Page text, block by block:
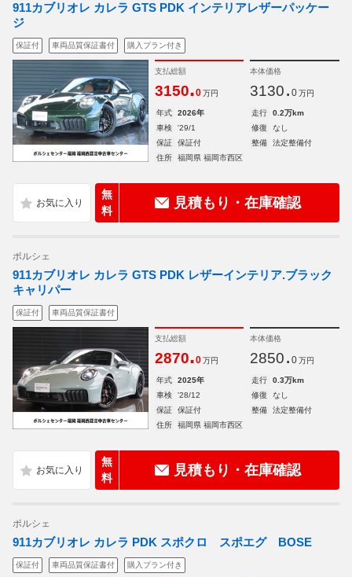
911カブリオレ カレラ GTS PDK インテリアレザーパッケー
ジ
保証付 車両品質保証書付 購入プラン付き
支払総額
3150.0 万円
本体価格
3130. 0 万円
年式 2026年 走行
0.2万km
車検
'29/1 修復
なし
保証
保証付 整備
法定整備付
住所
福岡県 福岡市西区
無
料
見積もり・在庫確認
ポルシェ
911カブリオレ カレラ GTS PDK レザーインテリア.ブラック
キャリパー
保証付 車両品質保証書付
支払総額
2870.0 万円
本体価格
2850. 0 万円
年式 2025年 走行
0.3万km
車検
'28/12 修復
なし
保証
保証付 整備
法定整備付
住所
福岡県 福岡市西区
無
料
見積もり・在庫確認
ポルシェ
911カブリオレ カレラ PDK スポクロ スポエグ BOSE
保証付 車両品質保証書付 購入プラン付き